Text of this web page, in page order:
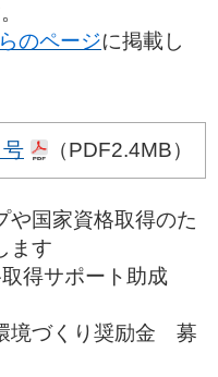
のページに掲載し
（PDF2.4MB）
や国家資格取得のた
ます
得サポート助成
境づくり奨励金 募